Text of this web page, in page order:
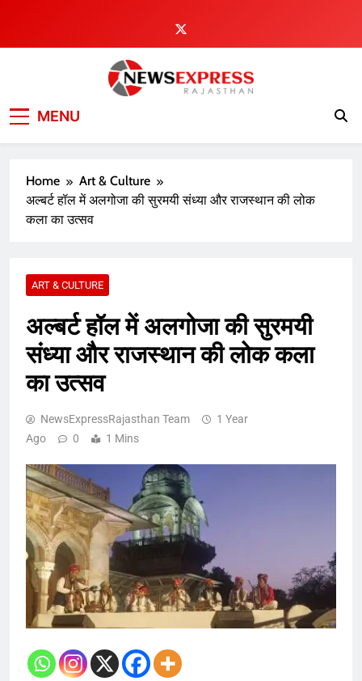
content
MENU
Home
Art & Culture
अल्बर्ट हॉल में अलगोजा की सुरमयी संध्या और राजस्थान की लोक
कला का उत्सव
ART & CULTURE
अल्बर्ट हॉल में अलगोजा की सुरमयी
संध्या और राजस्थान की लोक कला
का उत्सव
NewsExpressRajasthan Team
1 Year
Ago
0 1 Mins